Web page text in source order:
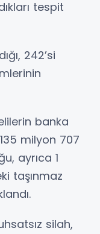
tespit
242’si
banka
milyon 707
ayrıca 1
taşınmaz
silah,